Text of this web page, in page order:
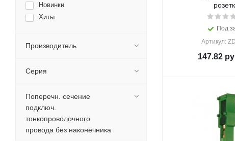
Под
Артикул:
147.82
Новинки
Хиты
Производитель
Серия
Поперечн. сечение
подключ.
тонкопроволочного
провода без наконечника